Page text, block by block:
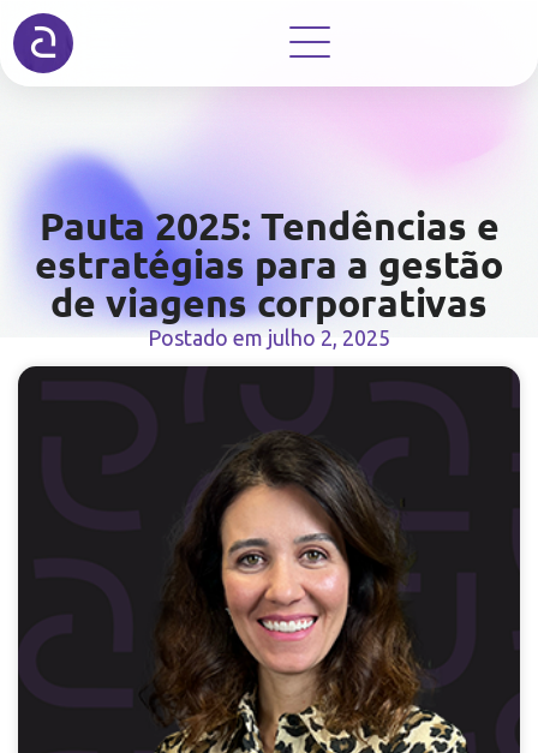
Pauta 2025: Tendências e
estratégias para a gestão
de viagens corporativas
Postado em julho 2, 2025